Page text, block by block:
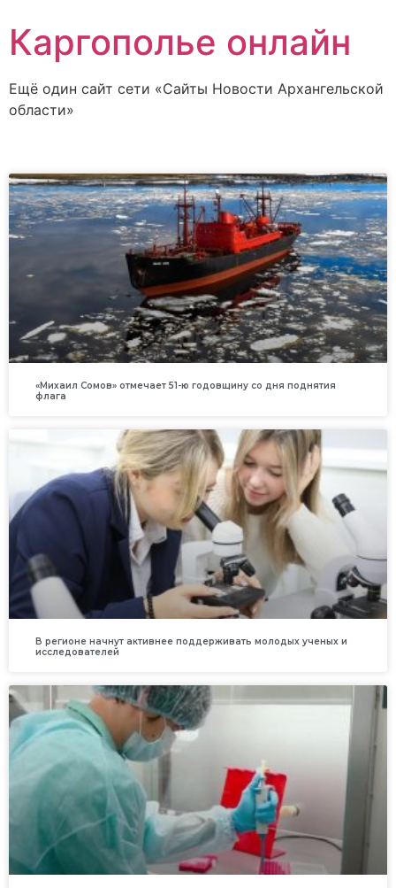
Каргополье онлайн
Ещё один сайт сети «Сайты Новости Архангельской
области»
«Михаил Сомов» отмечает 51-ю годовщину со дня поднятия
флага
В регионе начнут активнее поддерживать молодых ученых и
исследователей